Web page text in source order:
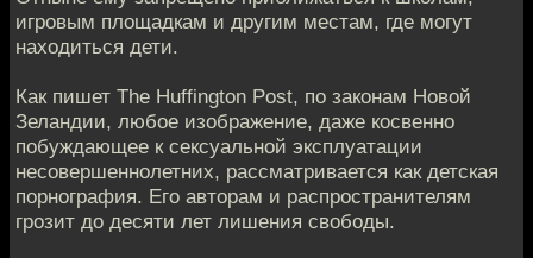
игровым площадкам и другим местам, где могут
находиться дети.
Как пишет The Huffington Post, по законам Новой
Зеландии, любое изображение, даже косвенно
побуждающее к сексуальной эксплуатации
несовершеннолетних, рассматривается как детская
порнография. Его авторам и распространителям
грозит до десяти лет лишения свободы.